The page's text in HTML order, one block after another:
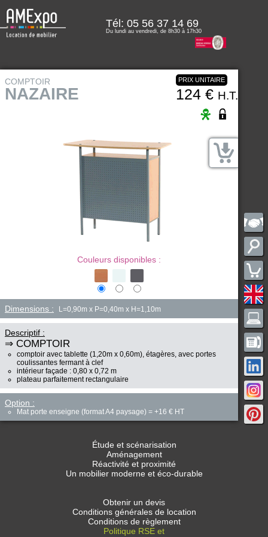
Tél: 05 56 37 14 69
Du lundi au vendredi, de 8h30 à 17h30
COMPTOIR
NAZAIRE
PRIX UNITAIRE
124 € H.T.
Couleurs disponibles :
Dimensions : L=0,90m x P=0,40m x H=1,10m
Descriptif :
⇒ COMPTOIR
comptoir avec tablette (1,20m x 0,60m), étagères, avec portes
coulissantes fermant à clef
intérieur façade : 0,80 x 0,72 m
plateau parfaitement rectangulaire
Option :
Mat porte enseigne (format A4 paysage) = +16 € HT
Étude et scénarisation
Aménagement
Réactivité et proximité
Un mobilier moderne et éco-durable
Obtenir un devis
Conditions générales de location
Conditions de règlement
Politique RSE et